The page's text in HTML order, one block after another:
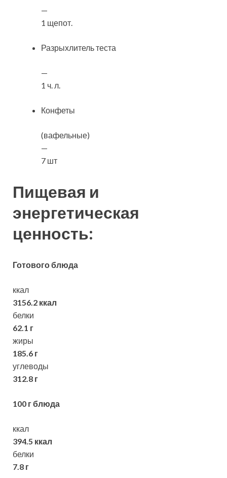
—
1 щепот.
Разрыхлитель теста
—
1 ч. л.
Конфеты
(вафельные)
—
7 шт
Пищевая и
энергетическая
ценность:
Готового блюда
ккал
3156.2 ккал
белки
62.1 г
жиры
185.6 г
углеводы
312.8 г
100 г блюда
ккал
394.5 ккал
белки
7.8 г